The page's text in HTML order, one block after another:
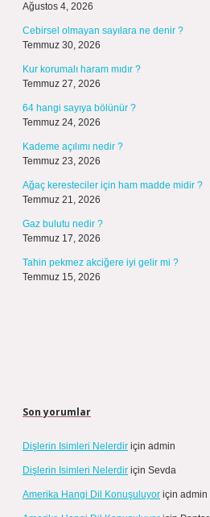
Ağustos 4, 2026
Cebirsel olmayan sayılara ne denir ?
Temmuz 30, 2026
Kur korumalı haram mıdır ?
Temmuz 27, 2026
64 hangi sayıya bölünür ?
Temmuz 24, 2026
Kademe açılımı nedir ?
Temmuz 23, 2026
Ağaç keresteciler için ham madde midir ?
Temmuz 21, 2026
Gaz bulutu nedir ?
Temmuz 17, 2026
Tahin pekmez akciğere iyi gelir mi ?
Temmuz 15, 2026
Son yorumlar
Dişlerin Isimleri Nelerdir için admin
Dişlerin Isimleri Nelerdir için Sevda
Amerika Hangi Dil Konuşuluyor için admin